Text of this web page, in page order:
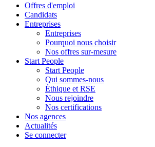
Offres d'emploi
Candidats
Entreprises
Entreprises
Pourquoi nous choisir
Nos offres sur-mesure
Start People
Start People
Qui sommes-nous
Éthique et RSE
Nous rejoindre
Nos certifications
Nos agences
Actualités
Se connecter